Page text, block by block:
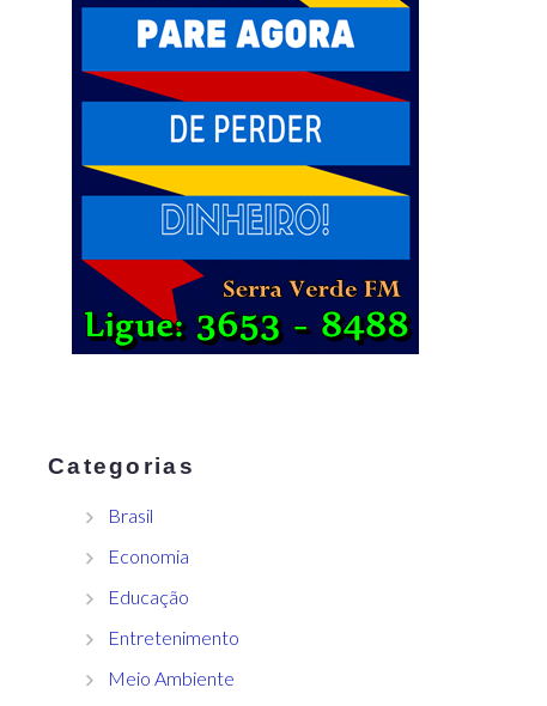
Categorias
Brasil
Economia
Educação
Entretenimento
Meio Ambiente